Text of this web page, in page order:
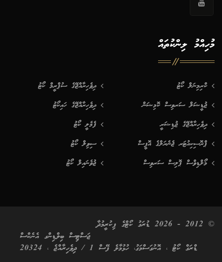
މުހިއްމު ލިންކުތައް
ދިވެހިރާއްޖޭގެ ސުޕްރީމް ކޯޓު
ދިވެހިރާއްޖޭގެ ހައިކޯޓު
ފެމެލީ ކޯޓު
ސިވިލް ކޯޓު
ޖުވެނައިލް ކޯޓު
ކްރިމިނަލް ކޯޓު
ޖުޑީޝަލް ސަރވިސް ކޮމިޝަން
ދިވެހިރާއްޖޭގެ ޖުޑިޝަރީ
ޕްރޮސިކިއުޓަރ ޖެނެރަލްގެ އޮފީސް
މޯލްޑިވްސް ޕޮލިސް ސަރވިސް
© 2012 - 2026 ޑުރަގު ކޯޓްގެ ފިކުރީމުދާ
ޖަސްޓިސް ބިލްޑިންގ އެނެކްސް
ޑްރަގް ކޯޓު ، އޮނުގަސްމަގު، ހުޅުމާލެ ފޭސް 1 / ދިވެހިރާއްޖެ ، 20324